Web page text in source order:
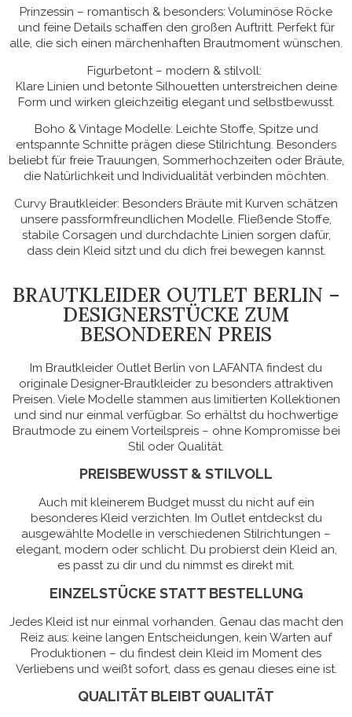
Prinzessin – romantisch & besonders: Voluminöse Röcke
und feine Details schaffen den großen Auftritt. Perfekt für
alle, die sich einen märchenhaften Brautmoment wünschen.
Figurbetont – modern & stilvoll:
Klare Linien und betonte Silhouetten unterstreichen deine
Form und wirken gleichzeitig elegant und selbstbewusst.
Boho & Vintage Modelle: Leichte Stoffe, Spitze und
entspannte Schnitte prägen diese Stilrichtung. Besonders
beliebt für freie Trauungen, Sommerhochzeiten oder Bräute,
die Natürlichkeit und Individualität verbinden möchten.
Curvy Brautkleider: Besonders Bräute mit Kurven schätzen
unsere passformfreundlichen Modelle. Fließende Stoffe,
stabile Corsagen und durchdachte Linien sorgen dafür,
dass dein Kleid sitzt und du dich frei bewegen kannst.
BRAUTKLEIDER OUTLET BERLIN –
DESIGNERSTÜCKE ZUM
BESONDEREN PREIS
Im Brautkleider Outlet Berlin von LAFANTA findest du
originale Designer-Brautkleider zu besonders attraktiven
Preisen. Viele Modelle stammen aus limitierten Kollektionen
und sind nur einmal verfügbar. So erhältst du hochwertige
Brautmode zu einem Vorteilspreis – ohne Kompromisse bei
Stil oder Qualität.
PREISBEWUSST & STILVOLL
Auch mit kleinerem Budget musst du nicht auf ein
besonderes Kleid verzichten. Im Outlet entdeckst du
ausgewählte Modelle in verschiedenen Stilrichtungen –
elegant, modern oder schlicht. Du probierst dein Kleid an,
es passt zu dir und du nimmst es direkt mit.
EINZELSTÜCKE STATT BESTELLUNG
Jedes Kleid ist nur einmal vorhanden. Genau das macht den
Reiz aus: keine langen Entscheidungen, kein Warten auf
Produktionen – du findest dein Kleid im Moment des
Verliebens und weißt sofort, dass es genau dieses eine ist.
QUALITÄT BLEIBT QUALITÄT